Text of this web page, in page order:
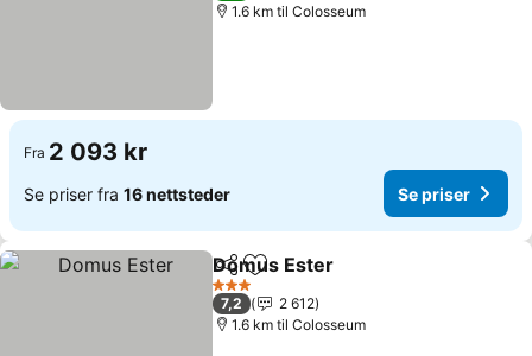
1.6 km til Colosseum
Fra 2 093 kr
Se priser fra 16 nettsteder Se priser
Del Legg til i favoritter
Domus Ester
3 Stjerner
7,2
2 612
1.6 km til Colosseum